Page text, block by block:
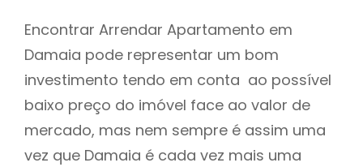
Encontrar Arrendar Apartamento em
Damaia pode representar um bom
investimento tendo em conta ao possível
baixo preço do imóvel face ao valor de
mercado, mas nem sempre é assim uma
vez que Damaia é cada vez mais uma